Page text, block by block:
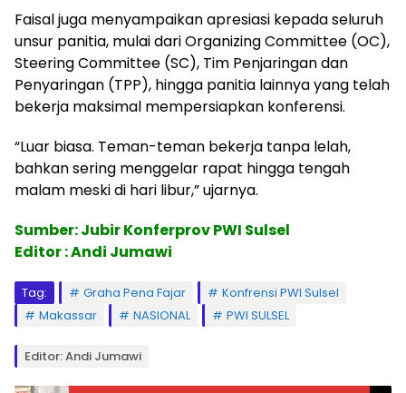
Faisal juga menyampaikan apresiasi kepada seluruh
unsur panitia, mulai dari Organizing Committee (OC),
Steering Committee (SC), Tim Penjaringan dan
Penyaringan (TPP), hingga panitia lainnya yang telah
bekerja maksimal mempersiapkan konferensi.
“Luar biasa. Teman-teman bekerja tanpa lelah,
bahkan sering menggelar rapat hingga tengah
malam meski di hari libur,” ujarnya.
Sumber: Jubir Konferprov PWI Sulsel
Editor : Andi Jumawi
Tag: Graha Pena Fajar
Konfrensi PWI Sulsel
Makassar
NASIONAL PWI SULSEL
Editor: Andi Jumawi